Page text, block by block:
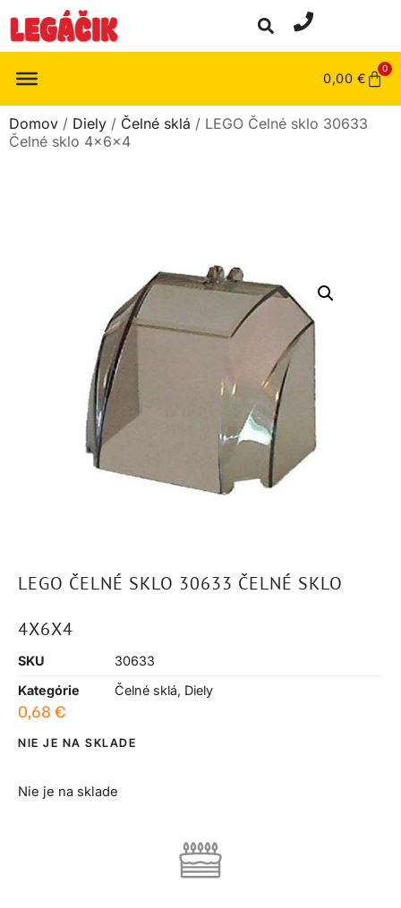
0,00 €
0
Domov / Diely / Čelné sklá / LEGO Čelné sklo 30633
Čelné sklo 4x6x4
LEGO ČELNÉ SKLO 30633 ČELNÉ SKLO
4X6X4
SKU
30633
Kategórie
Čelné sklá, Diely
0,68 €
NIE JE NA SKLADE
Nie je na sklade